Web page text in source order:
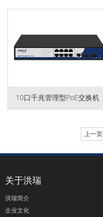
10口千兆管理型PoE交换机
上一页
关于洪瑞
洪瑞简介
企业文化